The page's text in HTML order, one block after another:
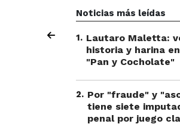
Noticias más leídas
1. Lautaro Maletta:
historia y harina
"Pan y Cocholate"
2. Por "fraude" y
tiene siete
penal por juego